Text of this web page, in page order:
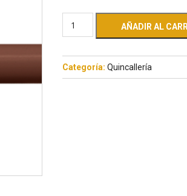
AÑADIR AL
Categoría: Quincallería